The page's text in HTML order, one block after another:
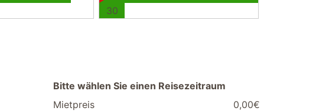
30
Bitte wählen Sie einen Reisezeitraum
Mietpreis
0,00€